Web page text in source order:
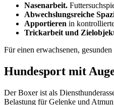
Nasenarbeit.
Abwechslungsreiche
Apportieren in
Trickarbeit und
Für einen erwachsenen,
Hundesport mit
Der Boxer ist als
Belastung für Gelenke und